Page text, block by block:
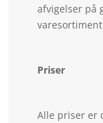
afvigelser på
Priser
Alle priser er